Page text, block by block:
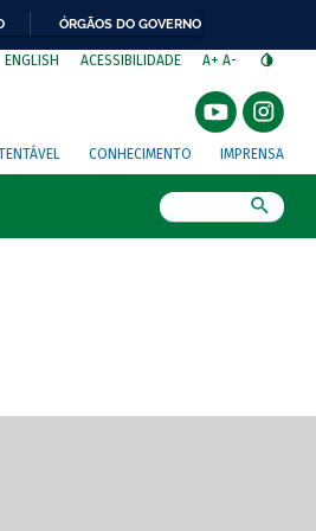
ÓRGÃOS DO GOVERNO
ENGLISH ACESSIBILIDADE A+ A-
CONHECIMENTO IMPRENSA